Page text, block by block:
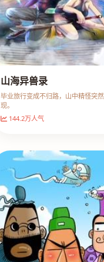
山海异兽录
毕业旅行变成不归路，山中精怪突
现。
144.2万人气